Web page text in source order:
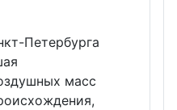
Петербурга
масс